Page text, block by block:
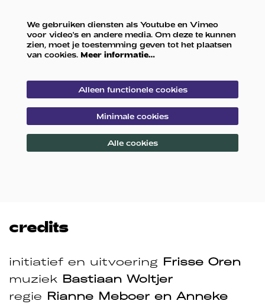
We gebruiken diensten als Youtube en Vimeo
voor video's en andere media. Om deze te kunnen
zien, moet je toestemming geven tot het plaatsen
van cookies. Meer informatie…
Alleen functionele cookies
Minimale cookies
Alle cookies
credits
initiatief en uitvoering Frisse Oren
muziek Bastiaan Woltjer
regie Rianne Meboer en Anneke